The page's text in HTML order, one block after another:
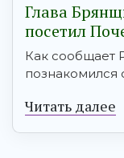
Глава
посетил
Как сообщает
познакомился
Читать далее